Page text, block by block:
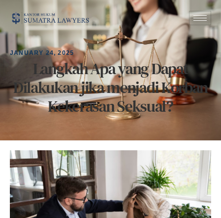
Langkah Apa yang Dapat
Dilakukan jika menjadi Korban
Kekerasan Seksual?
JANUARY 24, 2025